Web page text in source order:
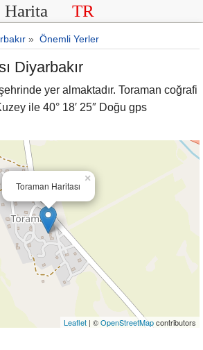
Harita TR
» Önemli Yerler
Diyarbakır
yer almaktadır. Toraman coğrafi
ile 40° 18′ 25″ Doğu gps
Toraman Haritası
×
Leaflet | ©OpenStreetMapcontributors